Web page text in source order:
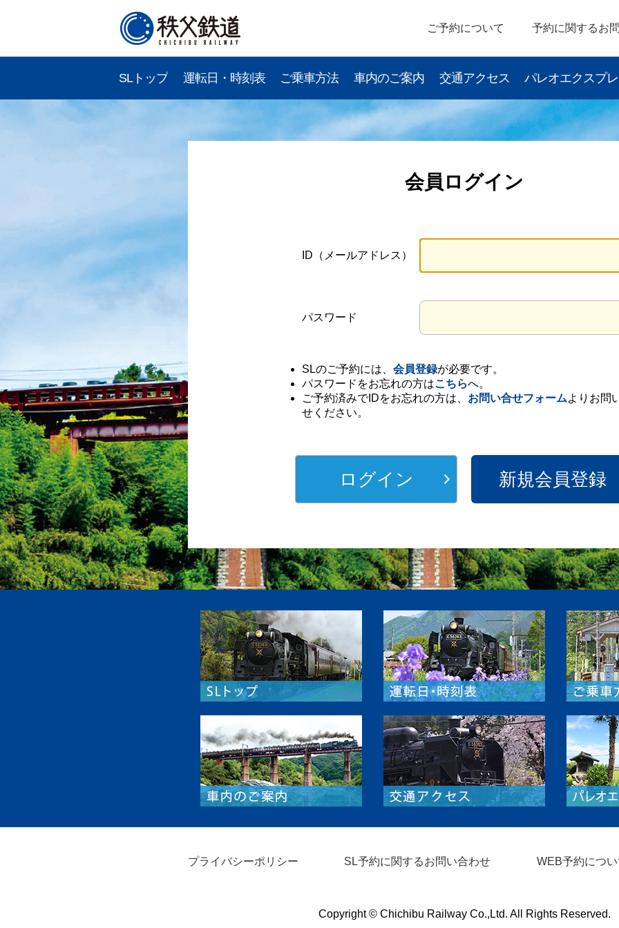
ご予約について 予約に関するお
SLトップ 運転日・時刻表 ご乗車方法 車内のご案内 交通アクセス パレオエクスプ
会員ログイン
ID（メールアドレス）
パスワード
SLのご予約には、 会員登録が必要です。
パスワードをお忘れの方はこちらへ。
ご予約済みでIDをお忘れの方は、 お問い合せフォームよりお問
せください。
新規会員登録
プライバシーポリシー SL予約に関するお問い合わせ WEB予約につ
Copyright © Chichibu Railway Co.,Ltd. All Rights Reserved.